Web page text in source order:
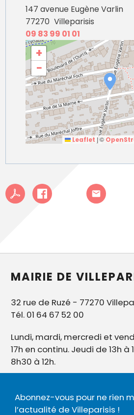
147 avenue Eugène Varlin
77270 Villeparisis
09 83 99 01 01
+
−
Leaflet |©
MAIRIE DE
32 rue de Ruzé - 77270
Tél. 01 64 67 52 00
Lundi, mardi, mercredi et
17h en continu. Jeudi de 13h
8h30 à 12h.
Abonnez-vous pour ne rien
l’actualité de Villeparisis !